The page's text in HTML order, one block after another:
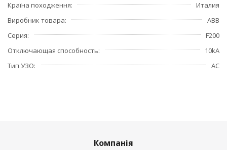
Країна походження
Италия
Виробник товара
ABB
Серия
F200
Отключающая способность
10kA
Тип УЗО
АС
Компанія